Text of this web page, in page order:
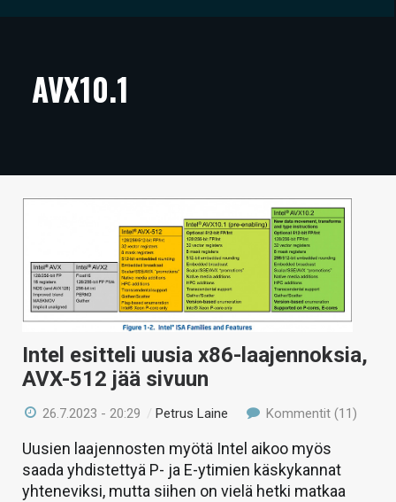
ARTIKKELIT
TECHBBS
KAUPPA
VAIHDA TEEMA
HAKU
AVX10.1
Intel esitteli uusia x86-laajennoksia,
AVX-512 jää sivuun
26.7.2023 - 20:29 /Petrus Laine Kommentit (11)
Uusien laajennosten myötä Intel aikoo myös
saada yhdistettyä P- ja E-ytimien käskykannat
yhteneviksi, mutta siihen on vielä hetki matkaa